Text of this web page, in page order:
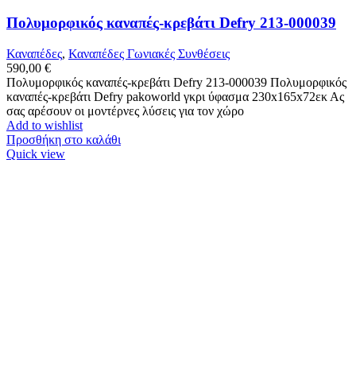
Πολυμορφικός καναπές-κρεβάτι Defry 213-000039
Καναπέδες, Καναπέδες Γωνιακές Συνθέσεις
590,00 €
Πολυμορφικός καναπές-κρεβάτι Defry 213-000039 Πολυμορφικός
καναπές-κρεβάτι Defry pakoworld γκρι ύφασμα 230x165x72εκ Ας
σας αρέσουν οι μοντέρνες λύσεις για τον χώρο
Add to wishlist
Προσθήκη στο καλάθι
Quick view